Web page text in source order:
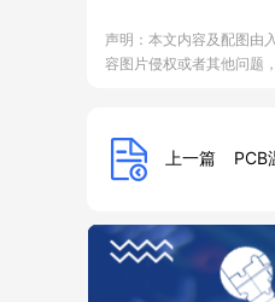
家居自动化:用
工业领域:用于
05
声控传感器调节
键等方式进行调
2、指示灯:声
声明：本文内容及配图由
容图片侵权或者其他问题
上一篇 PCB